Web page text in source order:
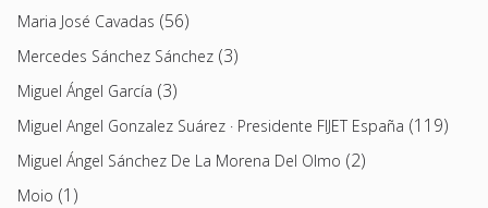
Maria José Cavadas (56)
Mercedes Sánchez Sánchez (3)
Miguel Ángel García (3)
Miguel Angel Gonzalez Suárez · Presidente FIJET España (119)
Miguel Ángel Sánchez De La Morena Del Olmo (2)
Moio (1)